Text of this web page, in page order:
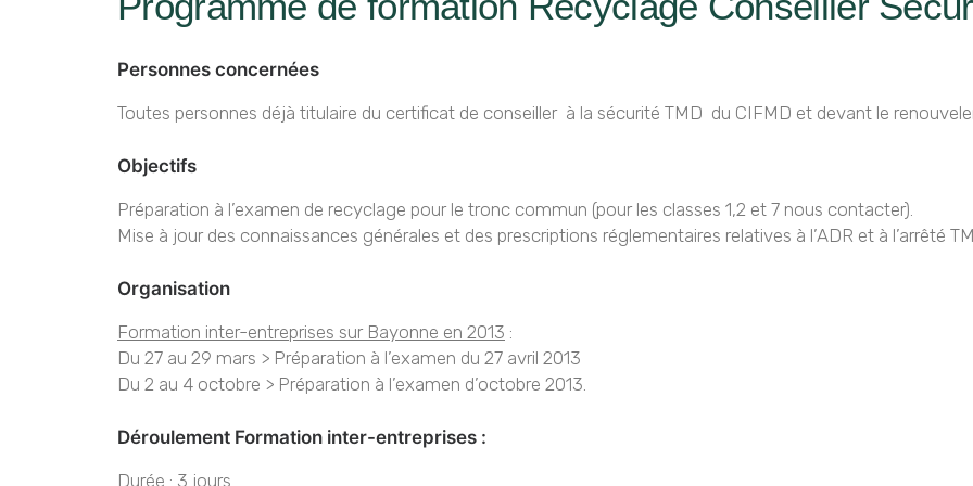
Personnes concernées
Toutes personnes déjà titulaire du certificat de conseiller à la sécurité TMD du CIFMD et devant le
Objectifs
Préparation à l’examen de recyclage pour le tronc commun (pour les classes 1,2 et 7 nous contacter).
Mise à jour des connaissances générales et des prescriptions réglementaires relatives à l’ADR et à l’arrêté
Organisation
Formation inter-entreprises sur Bayonne en 2013 :
Du 27 au 29 mars > Préparation à l’examen du 27 avril 2013
Du 2 au 4 octobre > Préparation à l’examen d’octobre 2013.
Déroulement Formation inter-entreprises :
Durée : 3 jours